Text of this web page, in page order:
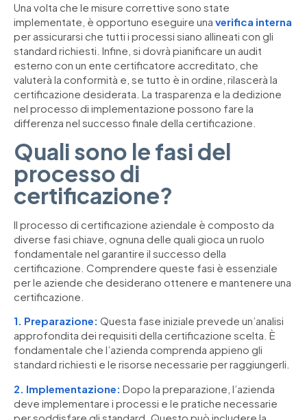
Una volta che le misure correttive sono state
implementate, è opportuno eseguire una verifica interna
per assicurarsi che tutti i processi siano allineati con gli
standard richiesti. Infine, si dovrà pianificare un audit
esterno con un ente certificatore accreditato, che
valuterà la conformità e, se tutto è in ordine, rilascerà la
certificazione desiderata. La trasparenza e la dedizione
nel processo di implementazione possono fare la
differenza nel successo finale della certificazione.
Quali sono le fasi del
processo di
certificazione?
Il processo di certificazione aziendale è composto da
diverse fasi chiave, ognuna delle quali gioca un ruolo
fondamentale nel garantire il successo della
certificazione. Comprendere queste fasi è essenziale
per le aziende che desiderano ottenere e mantenere una
certificazione.
1. Preparazione: Questa fase iniziale prevede un’analisi
approfondita dei requisiti della certificazione scelta. È
fondamentale che l’azienda comprenda appieno gli
standard richiesti e le risorse necessarie per raggiungerli.
2. Implementazione: Dopo la preparazione, l’azienda
deve implementare i processi e le pratiche necessarie
per soddisfare gli standard. Questo può includere la